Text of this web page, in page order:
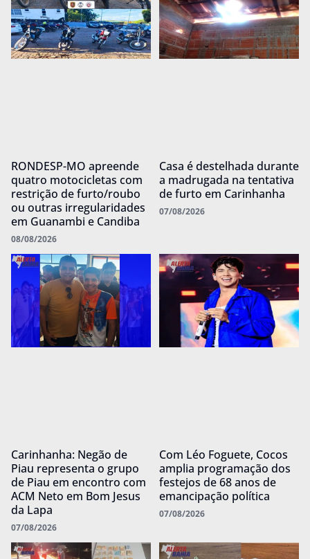
RONDESP-MO apreende
quatro motocicletas com
restrição de furto/roubo
ou outras irregularidades
em Guanambi e Candiba
08/08/2026
Casa é destelhada durante
a madrugada na tentativa
de furto em Carinhanha
07/08/2026
Carinhanha: Negão de
Piau representa o grupo
de Piau em encontro com
ACM Neto em Bom Jesus
da Lapa
07/08/2026
Com Léo Foguete, Cocos
amplia programação dos
festejos de 68 anos de
emancipação política
07/08/2026